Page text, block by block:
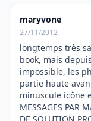
maryvone
27/11/2012
longtemps très
book, mais
impossible, les
partie haute
minuscule icône
MESSAGES PAR